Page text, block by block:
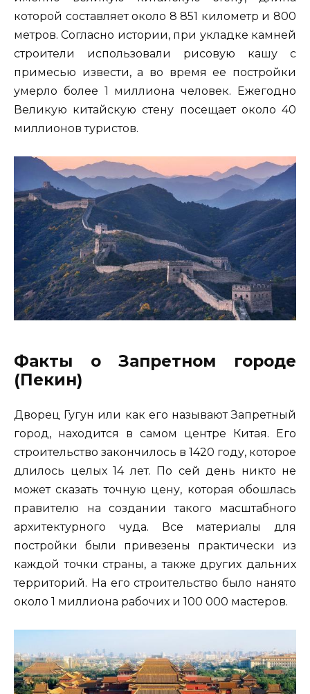
которой составляет около 8 851 километр и 800
метров. Согласно истории, при укладке камней
строители использовали рисовую кашу с
примесью извести, а во время ее постройки
умерло более 1 миллиона человек. Ежегодно
Великую китайскую стену посещает около 40
миллионов туристов.
Факты о Запретном городе
(Пекин)
Дворец Гугун или как его называют Запретный
город, находится в самом центре Китая. Его
строительство закончилось в 1420 году, которое
длилось целых 14 лет. По сей день никто не
может сказать точную цену, которая обошлась
правителю на создании такого масштабного
архитектурного чуда. Все материалы для
постройки были привезены практически из
каждой точки страны, а также других дальних
территорий. На его строительство было нанято
около 1 миллиона рабочих и 100 000 мастеров.